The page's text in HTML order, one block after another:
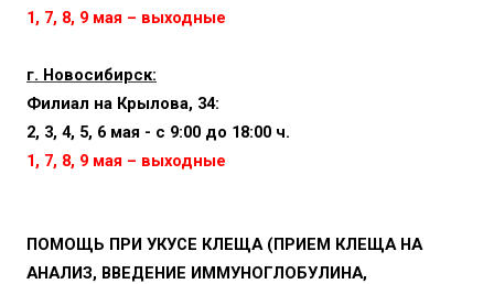
1, 7, 8, 9 мая – выходные
г. Новосибирск:
Филиал на Крылова, 34:
2, 3, 4, 5, 6 мая - с 9:00 до 18:00 ч.
1, 7, 8, 9 мая – выходные
ПОМОЩЬ ПРИ УКУСЕ КЛЕЩА (ПРИЕМ КЛЕЩА НА
АНАЛИЗ, ВВЕДЕНИЕ ИММУНОГЛОБУЛИНА,